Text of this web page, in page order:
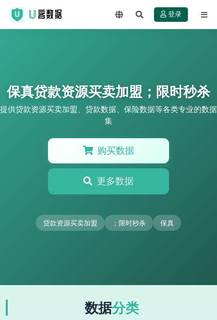
登录
保真贷款资源买卖加盟；限时秒杀
提供贷款资源买卖加盟、贷款数据、保险数据等各类专业的数据
集
购买数据
更多数据
贷款资源买卖加盟 ；限时秒杀 保真
数据分类